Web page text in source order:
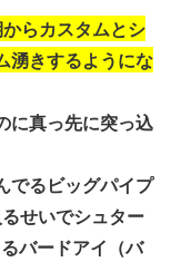
らカスタムとシ
湧きするようにな
に真っ先に突っ込
でるビッグパイプ
せいでシュター
バードアイ（バ